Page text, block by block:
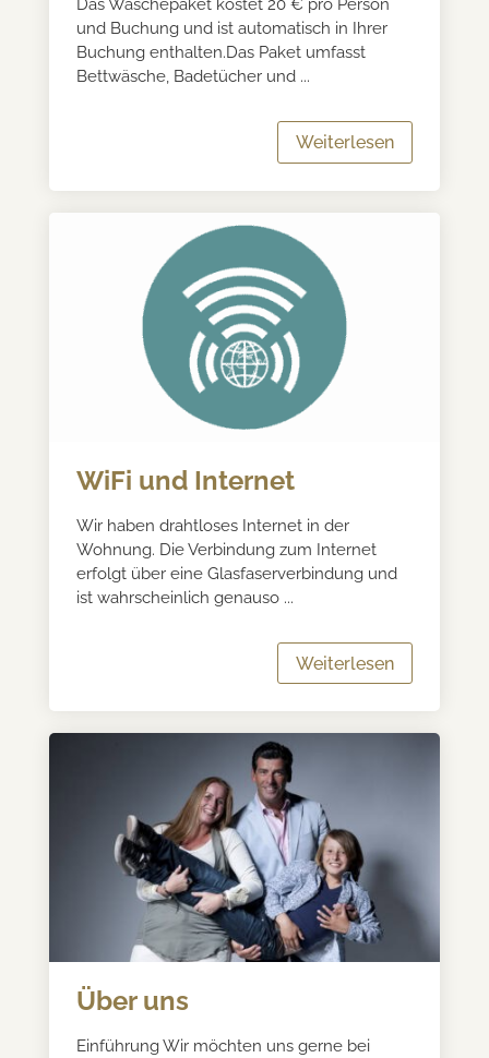
Das Wäschepaket kostet 20 € pro Person
und Buchung und ist automatisch in Ihrer
Buchung enthalten.Das Paket umfasst
Bettwäsche, Badetücher und ...
Weiterlesen
WiFi und Internet
Wir haben drahtloses Internet in der
Wohnung. Die Verbindung zum Internet
erfolgt über eine Glasfaserverbindung und
ist wahrscheinlich genauso ...
Weiterlesen
Über uns
Einführung Wir möchten uns gerne bei